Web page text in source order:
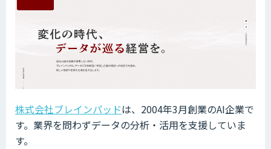
株式会社ブレインパッドは、2004年3月創業のAI企業で
す。業界を問わずデータの分析・活用を支援していま
す。